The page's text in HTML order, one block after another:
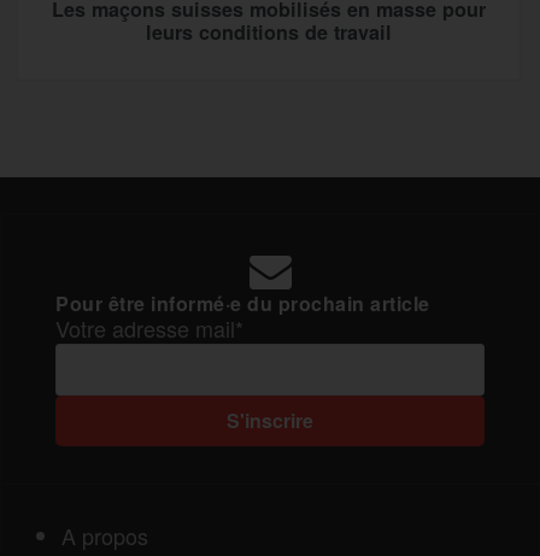
Les maçons suisses mobilisés en masse pour
leurs conditions de travail
Pour être informé·e du prochain article
Votre adresse mail*
A propos